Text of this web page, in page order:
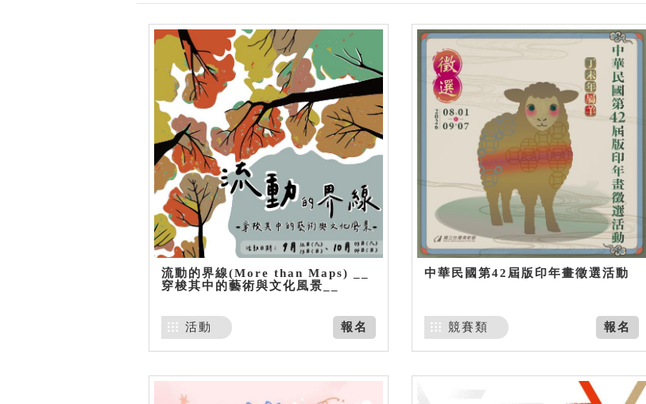
流動的界線(More than Maps) __
穿梭其中的藝術與文化風景__
報名
活動
中華民國第42屆版印年畫徵選活動
報名
競賽類